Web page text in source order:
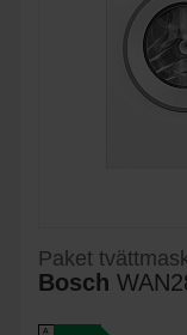
Paket
Bosch
A